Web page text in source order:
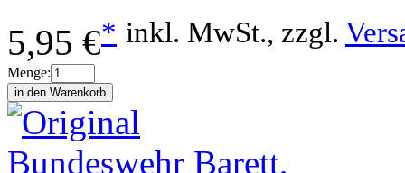
5,95 €* inkl. MwSt., zzgl.
Menge: